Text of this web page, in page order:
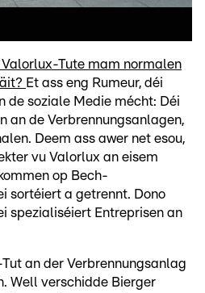
Valorlux-Tute mam normalen
Et ass eng Rumeur, déi
de soziale Medie mécht: Déi
an de Verbrennungsanlagen,
Deem ass awer net esou,
vu Valorlux an eisem
op Bech-
sortéiert a getrennt. Dono
spezialiséiert Entreprisen an
an der Verbrennungsanlag
Well verschidde Bierger